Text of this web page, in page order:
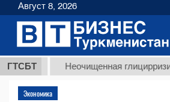
ГТСБТНеочищенная глицирризиновая
Экономика
Август 8, 2026